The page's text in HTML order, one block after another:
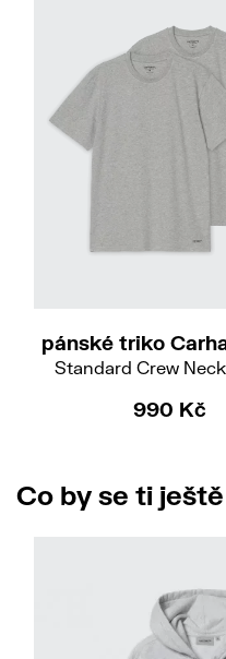
pánské triko
Standard Crew
990 Kč
Co by se ti